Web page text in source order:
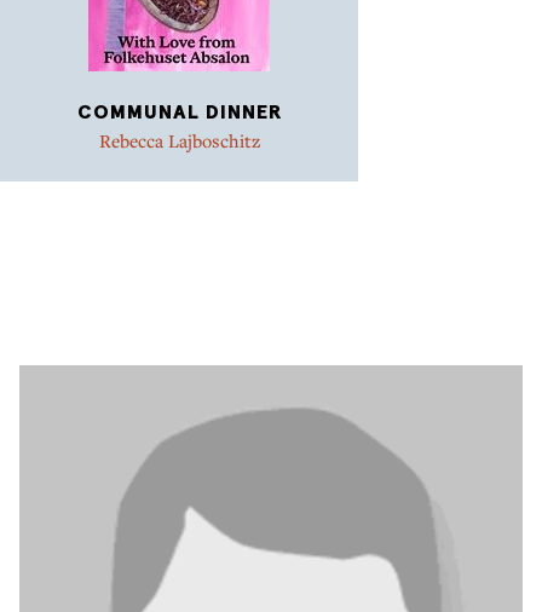
COMMUNAL DINNER
Rebecca Lajboschitz